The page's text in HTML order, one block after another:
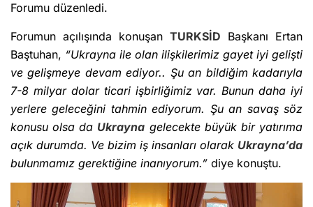
Forumu düzenledi.
Forumun açılışında konuşan TURKSİD Başkanı Ertan
Baştuhan, “Ukrayna ile olan ilişkilerimiz gayet iyi gelişti
ve gelişmeye devam ediyor.. Şu an bildiğim kadarıyla
7-8 milyar dolar ticari işbirliğimiz var. Bunun daha iyi
yerlere geleceğini tahmin ediyorum. Şu an savaş söz
konusu olsa da Ukrayna gelecekte büyük bir yatırıma
açık durumda. Ve bizim iş insanları olarak Ukrayna’da
bulunmamız gerektiğine inanıyorum.” diye konuştu.